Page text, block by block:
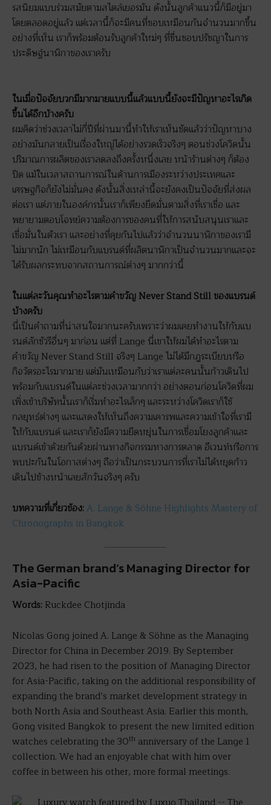
รสนิยมแบบร่วมสมัยตามสไตล์เยอรมัน ดังนั้นลูกค้าแนวนี้ก็มีอยู่มา
โดยตลอดอยู่แล้ว แต่เวลานี้ก็จะมีคนที่ชอบเหมือนกันจำนวนมากขึ้น
อย่างที่เห็น เราก็พร้อมต้อนรับลูกค้าใหม่ๆ ที่ชื่นชอบปรัชญาในการ
ประดิษฐ์นาฬิกาของเราครับ
ในเมื่อปัจจัยบวกมีมากมายแบบนี้แล้วแบบนี้ยังจะมีปัญหาอะไรเกิด
ขึ้นได้อีกบ้างครับ
ผมคิดว่าช่วงเวลาไม่กี่ปีที่ผ่านมานี้ทำให้เราเห็นชัดแล้วว่าปัญหาบาง
อย่างมันกลายเป็นเรื่องใหญ่ได้อย่างรวดเร็วจริงๆ ตอนช่วงโควิดนั้น
ปริมาณการผลิตของเราลดลงถึงครั้งหนึ่งเลย หน้าร้านต่างๆ ก็ต้อง
ปิด แม้ในเวลาสถานการณ์ในด้านการเมืองระหว่างประเทศและ
เศรษฐกิจก็ยังไม่มั่นคง ดังนั้นสิ่งเหล่านี้จะยังคงเป็นปัจจัยที่ส่งผล
ต่อเรา แต่ภายในองค์กรนั้นเราก็เพียงยึดมั่นตามสิ่งที่เราเชื่อ และ
พยายามตอบโจทย์ความต้องการของคนที่ให้การสนับสนุนเราและ
เชื่อมั่นในตัวเรา และอย่างที่คุยกันไปแล้วว่าจำนวนนาฬิกาของเรามี
ไม่มากนัก ไม่เหมือนกับแบรนด์ที่ผลิตนาฬิกาเป็นจำนวนมากและจะ
ได้รับผลกระทบจากสถานการณ์ต่างๆ มากกว่านี้
ในแต่ละวันคุณทำอะไรตามคำขวัญ Never Stand Still ของแบรนด์
บ้างครับ
นี่เป็นคำถามที่น่าสนใจมากนะครับเพราะว่าผมเคยทำงานให้กับแบ
รนด์ลักชัวรีอื่นๆ มาก่อน แต่ที่ Lange นี่เขาให้ผมได้ทำอะไรตาม
คำขวัญ Never Stand Still จริงๆ Lange ไม่ได้มีกฎระเบียบหรือ
กิจวัตรอะไรมากมาย แต่มันเหมือนกับว่าเราแต่ละคนนั้นก้าวเดินไป
พร้อมกับแบรนด์ในแต่ละช่วงเวลามากกว่า อย่างตอนก่อนโควิดที่ผม
เพิ่งเข้าบริษัทนั้นเราก็เริ่มทำอะไรเล็กๆ และระหว่างโควิดเราก็ใช้
กลยุทธ์ต่างๆ และแสดงให้เห็นถึงความเคารพและความเข้าใจที่เรามี
ให้กับแบรนด์ และเราก็ยังมีความยืดหยุ่นในการเชื่อมโยงลูกค้าและ
แบรนด์เข้าด้วยกันด้วยผ่านทางกิจกรรมทางการตลาด อีเวนท์หรือการ
พบปะกันในโอกาสต่างๆ ถือว่าเป็นกระบวนการที่เราไม่ได้หยุดก้าว
เดินไปข้างหน้าเลยสักวันจริงๆ ครับ
บทความที่เกี่ยวข้อง:A. Lange & Söhne Highlights Mastery of
Chronographs in Bangkok
The German brand’s Managing Director for
Asia-Pacific
Words: Ruckdee Chotjinda
Nicolas Gong joined A. Lange & Söhne as the Managing
Director for China in December 2019. By September
2023, he had risen to the position of Managing Director
for Asia-Pacific, taking on the additional responsibility of
expanding the brand’s market development strategy in
both North Asia and Southeast Asia. Earlier this month,
Gong visited Bangkok to present the new limited edition
watches celebrating the 30th anniversary of the Lange 1
collection. We had an enjoyable chat with him over
coffee in between his other, more formal meetings.